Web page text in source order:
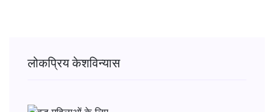
लोकप्रिय केशविन्यास